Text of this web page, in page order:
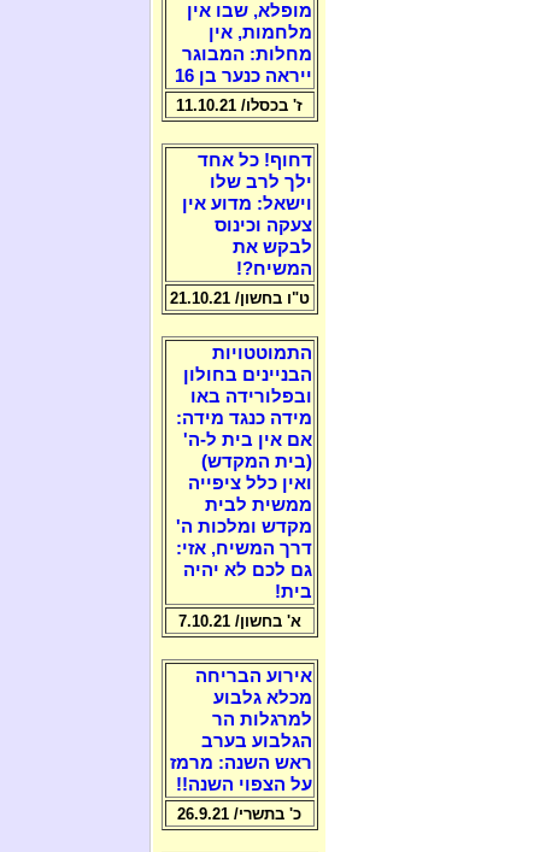
מופלא, שבו אין
מלחמות, אין
מחלות: המבוגר
ייראה כנער בן 16
ז' בכסלו/ 11.10.21
דחוף! כל אחד
ילך לרב שלו
וישאל: מדוע אין
צעקה וכינוס
לבקש את
המשיח?!
ט"ו בחשון/ 21.10.21
התמוטטויות
הבניינים בחולון
ובפלורידה באו
מידה כנגד מידה:
אם אין בית ל-ה'
(בית המקדש)
ואין כלל ציפייה
ממשית לבית
מקדש ומלכות ה'
דרך המשיח, אזי:
גם לכם לא יהיה
בית!
א' בחשון/ 7.10.21
אירוע הבריחה
מכלא גלבוע
למרגלות הר
הגלבוע בערב
ראש השנה: מרמז
על הצפוי השנה!!
כ' בתשרי/ 26.9.21